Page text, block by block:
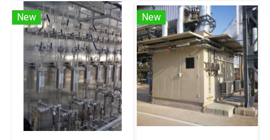
New New